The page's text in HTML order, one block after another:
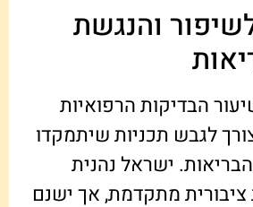
והנגשת
הבדיקות הרפואיות
לגבש תכניות שיתמקדו
ישראל נהנית
מתקדמת, אך ישנם